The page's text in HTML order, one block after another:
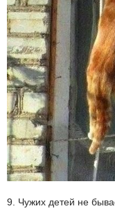
9. Чужих детей не